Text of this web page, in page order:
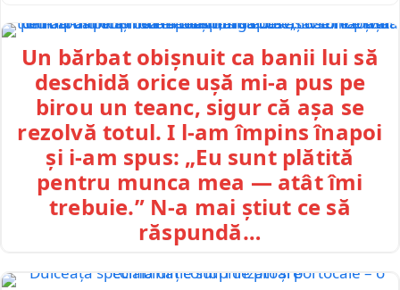
Un bărbat obișnuit ca banii lui să
deschidă orice ușă mi-a pus pe
birou un teanc, sigur că așa se
rezolvă totul. I l-am împins înapoi
și i-am spus: „Eu sunt plătită
pentru munca mea — atât îmi
trebuie.” N-a mai știut ce să
răspundă…